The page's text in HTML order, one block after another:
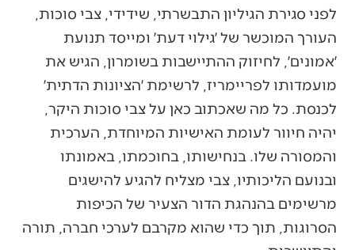
לפני סגירת הגיליון התבשרתי, שידידי, צבי סוכות,
העורך המוכשר של ׳גילוי דעת׳ ומייסד תנועת
׳אמונים׳, לחיזוק ההתיישבות בשומרון, הגיש את
מועמדותו לפריימריז, לרשימת ׳הציונות הדתית׳
לכנסת. כל מה שאכתוב כאן על צבי סוכות היקר,
יהיה חיוור לעומת האישיות המיוחדת, הערכית
והמסורה שלו. בנחישותו, בחוכמתו, באמונתו
ובנועם הליכותיו, צבי מצליח להגיע להישגים
מרשימים בהנהגת הדור הצעיר של הכיפות
הסרוגות, תוך כדי שהוא מקרבם לערכי חברה, תורה